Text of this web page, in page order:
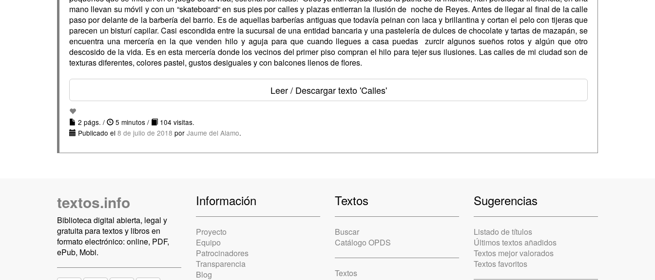
mano llevan su móvil y con un “skateboard“ en sus pies por calles y plazas entierran la ilusión de noche de Reyes. Antes de llegar al final de la calle
paso por delante de la barbería del barrio. Es de aquellas barberías antiguas que todavía peinan con laca y brillantina y cortan el pelo con tijeras que
parecen un bisturí capilar. Casi escondida entre la sucursal de una entidad bancaria y una pastelería de dulces de chocolate y tartas de mazapán, se
encuentra una mercería en la que venden hilo y aguja para que cuando llegues a casa puedas zurcir algunos sueños rotos y algún que otro
descosido de la vida. Es en esta mercería donde los vecinos del primer piso compran el hilo para tejer sus ilusiones. Las calles de mi ciudad son de
texturas diferentes, colores pastel, gustos desiguales y con balcones llenos de flores.
Leer / Descargar texto'Calles'
2 págs. / 5 minutos /
104 visitas.
Publicado el 8 de julio de 2018 por Jaume del Alamo.
textos.info
Biblioteca digital abierta, legal y
gratuita para textos y libros en
formato electrónico: online, PDF,
ePub, Mobi.
Información
Proyecto
Equipo
Patrocinadores
Transparencia
Blog
Textos
Buscar
Catálogo OPDS
Textos
Sugerencias
Listado de títulos
Últimos textos añadidos
Textos mejor valorados
Textos favoritos